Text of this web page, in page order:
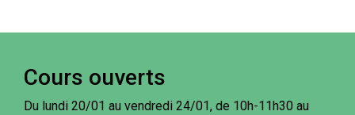
Cours ouverts
Du lundi 20/01 au vendredi 24/01, de 10h-11h30 au